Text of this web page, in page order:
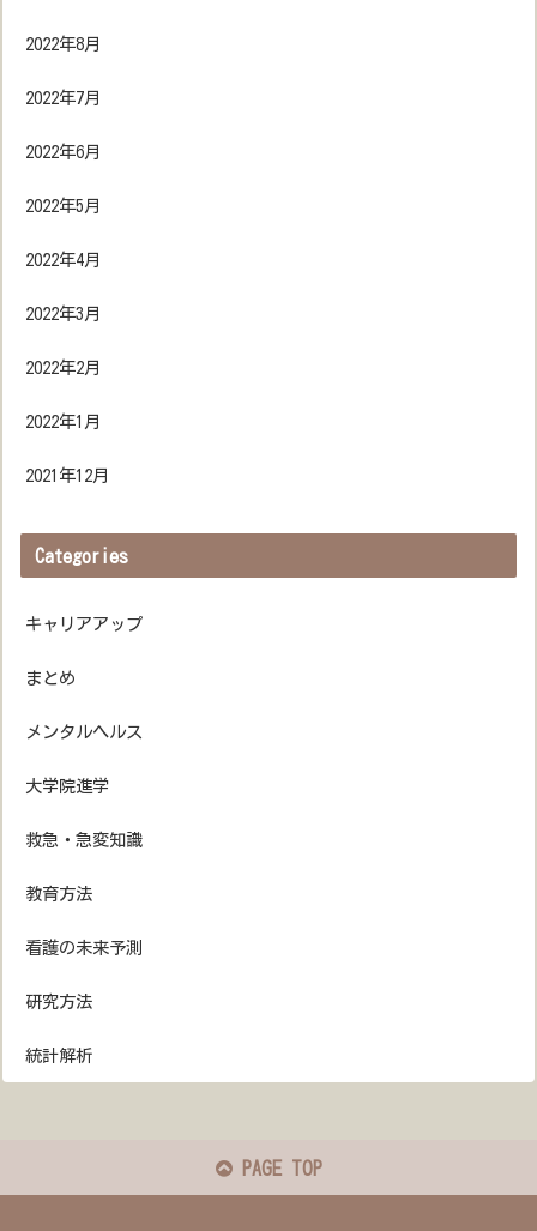
2022年8月
2022年7月
2022年6月
2022年5月
2022年4月
2022年3月
2022年2月
2022年1月
2021年12月
Categories
キャリアアップ
まとめ
メンタルヘルス
大学院進学
救急・急変知識
教育方法
看護の未来予測
研究方法
統計解析
PAGE TOP